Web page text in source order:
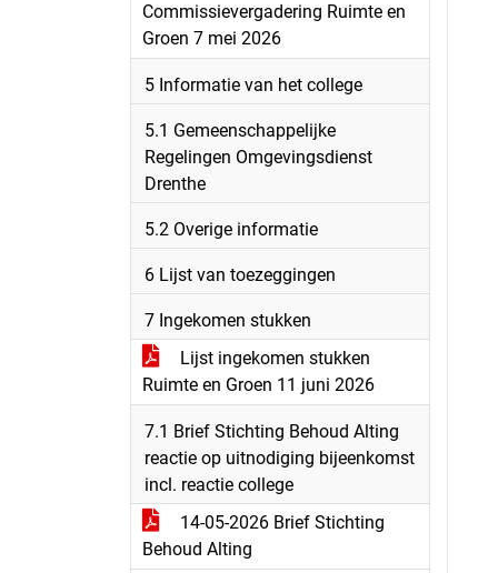
Commissievergadering Ruimte en
Groen 7 mei 2026
5 Informatie van het college
5.1 Gemeenschappelijke
Regelingen Omgevingsdienst
Drenthe
5.2 Overige informatie
6 Lijst van toezeggingen
7 Ingekomen stukken
Lijst ingekomen stukken
Ruimte en Groen 11 juni 2026
7.1 Brief Stichting Behoud Alting
reactie op uitnodiging bijeenkomst
incl. reactie college
14-05-2026 Brief Stichting
Behoud Alting